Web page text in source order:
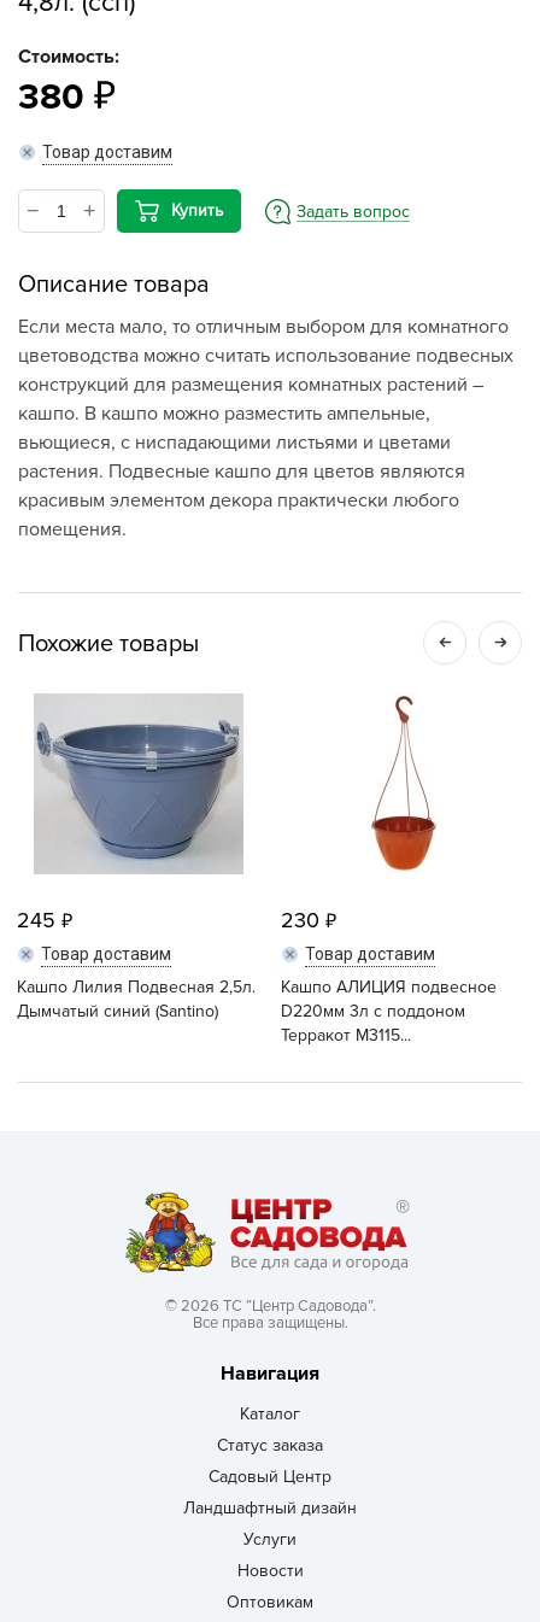
Стоимость:
380
Товар доставим
Купить Задать вопрос
Описание товара
Если места мало, то отличным выбором для комнатного
цветоводства можно считать использование подвесных
конструкций для размещения комнатных растений –
кашпо. В кашпо можно разместить ампельные,
вьющиеся, с ниспадающими листьями и цветами
растения. Подвесные кашпо для цветов являются
красивым элементом декора практически любого
помещения.
Похожие товары
245
Товар доставим
Кашпо Лилия Подвесная 2,5л.
Дымчатый синий (Santino)
230
Товар доставим
Кашпо АЛИЦИЯ подвесное
D220мм 3л с поддоном
Терракот М3115...
© 2026 ТС “Центр Садовода”.
Все права защищены.
Навигация
Каталог
Статус заказа
Садовый Центр
Ландшафтный дизайн
Услуги
Новости
Оптовикам